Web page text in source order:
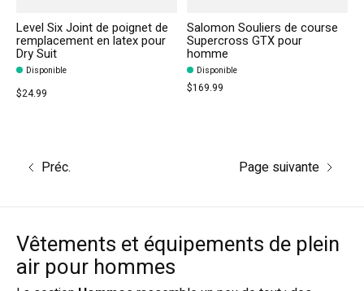
Level Six Joint de poignet de
remplacement en latex pour
Dry Suit
Disponible
$24.99
Salomon Souliers de course
Supercross GTX pour
homme
Disponible
$169.99
Préc. Page suivante
Vêtements et équipements de plein
air pour hommes